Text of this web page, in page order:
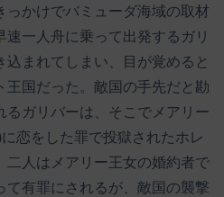
っかけでバミューダ海域の取材
一人舟に乗って出発するガリ
まれてしまい、目が覚めると
王国だった。敵国の手先だと勘
るガリバーは、そこでメアリー
恋をした罪で投獄されたホレ
二人はメアリー王女の婚約者で
て有罪にされるが、敵国の襲撃